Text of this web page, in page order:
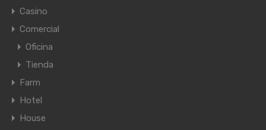
Casino
Comercial
Oficina
Tienda
Farm
Hotel
House